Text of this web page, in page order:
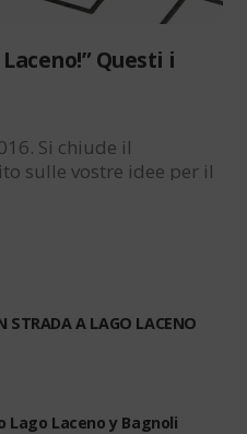
Questi i
Si chiude il
sulle vostre idee per il
STRADA A LAGO LACENO
Lago Laceno y Bagnoli